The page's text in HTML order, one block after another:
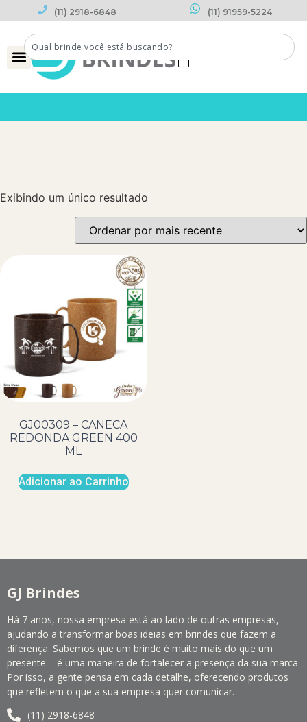
(11) 2918-6848 (11) 91959-5224
Exibindo um único resultado
GJ00309 – CANECA
REDONDA GREEN 400
ML
Adicionar ao Carrinho
GJ Brindes
Há 7 anos, nossa empresa está ao lado de outras empresas,
ajudando a transformar boas ideias em brindes que fazem a
diferença. Sabemos que um brinde é muito mais do que um
presente – é uma maneira de fortalecer a presença da sua marca.
Por isso, a gente pensa em cada detalhe, oferecendo produtos
que refletem o que a sua empresa quer comunicar.
(11) 2918-6848